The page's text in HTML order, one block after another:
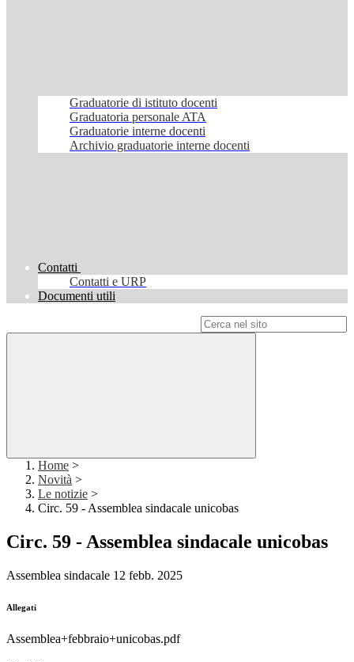
Graduatorie di istituto docenti
Graduatoria personale ATA
Graduatorie interne docenti
Archivio graduatorie interne docenti
Contatti
Contatti e URP
Documenti utili
Home >
Novità >
Le notizie >
Circ. 59 - Assemblea sindacale unicobas
Circ. 59 - Assemblea sindacale unicobas
Assemblea sindacale 12 febb. 2025
Allegati
Assemblea+febbraio+unicobas.pdf